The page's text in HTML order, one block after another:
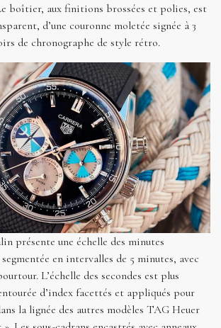
boîtier, aux finitions brossées et polies, est
d’une couronne moletée signée à 3
de chronographe de style rétro.
présente une échelle des minutes
en intervalles de 5 minutes, avec
L’échelle des secondes est plus
d’index facettés et appliqués pour
la lignée des autres modèles TAG Heuer